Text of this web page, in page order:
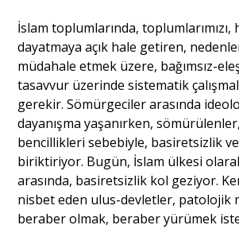
İslam toplumlarında,
dayatmaya açık hale getiren,
müdahale etmek üzere, bağımsız-
tasavvur üzerinde sistematik
gerekir. Sömürgeciler arasında
dayanışma yaşanırken,
bencillikleri sebebiyle, basiretsizlik
biriktiriyor. Bugün, İslam ülkesi
arasında, basiretsizlik kol geziyor.
nisbet eden ulus-devletler, patolojik
beraber olmak, beraber yürümek